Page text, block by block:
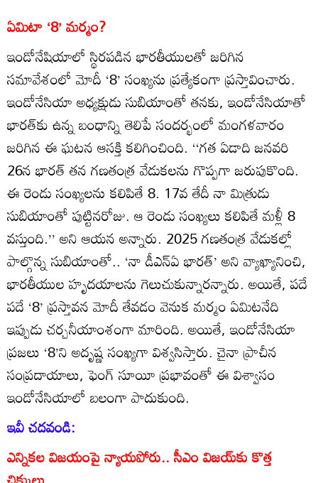
ఏమిటా ‘8’ మర్మం?
ఇండోనేషియాలో స్థిరపడిన భారతీయులతో జరిగిన
సమావేశంలో మోదీ ‘8’ సంఖ్యను ప్రత్యేకంగా ప్రస్తావించారు.
ఇండోనేసియా అధ్యక్షుడు సుబియాంతో తనకు, ఇండోనేసియాతో
భారత్‌కు ఉన్న బంధాన్ని తెలిపే సందర్భంలో మంగళవారం
జరిగిన ఈ ఘటన ఆసక్తి కలిగించింది. ‘‘గత ఏడాది జనవరి
26న భారత్‌ తన గణతంత్ర వేడుకలను గొప్పగా జరుపుకొంది.
ఈ రెండు సంఖ్యలను కలిపితే 8. 17వ తేదీ నా మిత్రుడు
సుబియాంతో పుట్టినరోజు. ఆ రెండు సంఖ్యలు కలిపితే మళ్లీ 8
వస్తుంది.’’ అని ఆయన అన్నారు. 2025 గణతంత్ర వేడుకల్లో
పాల్గొన్న సుబియాంతో.. ‘నా డీఎన్‌ఏ భారత్‌’ అని వ్యాఖ్యానించి,
భారతీయుల హృదయాలను గెలుచుకున్నారన్నారు. అయితే, పదే
పదే ‘8’ ప్రస్తావన మోదీ తేవడం వెనుక మర్మం ఏమిటనేది
ఇప్పుడు చర్చనీయాంశంగా మారింది. అయితే, ఇండోనేసియా
ప్రజలు ‘8’ని అదృష్ణ సంఖ్యగా విశ్వసిస్తారు. చైనా ప్రాచీన
సంప్రదాయాలు, ఫెంగ్‌ సూయీ ప్రభావంతో ఈ విశ్వాసం
ఇండోనేసియాలో బలంగా పాదుకుంది.
ఇవీ చదవండి:
ఎన్నికల విజయంపై న్యాయపోరు.. సీఎం విజయ్‌కు కొత్త